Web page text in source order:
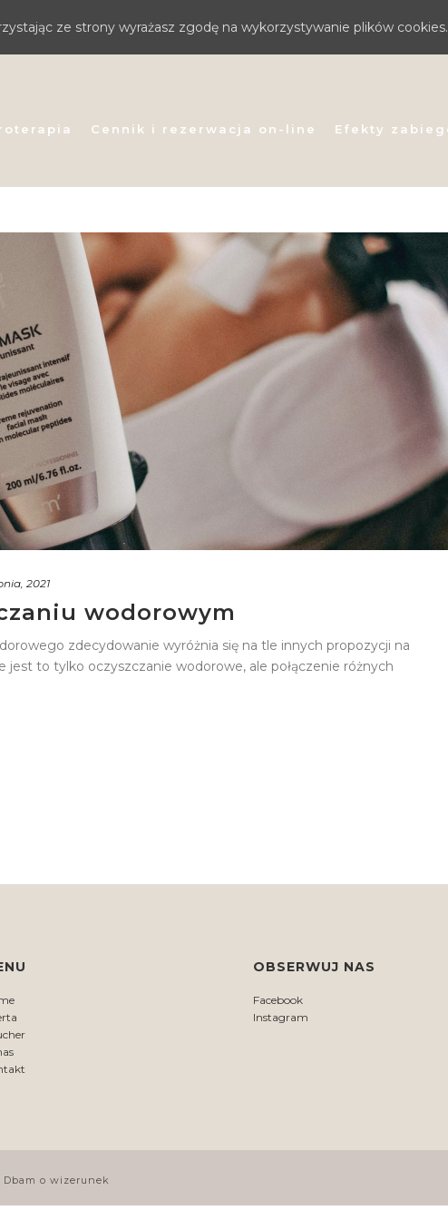
Cennik i rezerwacja on-line Efekty
2021
wodorowym
zdecydowanie wyróżnia się na tle innych propozycji na
jest to tylko oczyszczanie wodorowe, ale połączenie różnych
OBSERWUJ NAS
Facebook
Instagram
Dbam o wizerunek
ze strony wyrażasz zgodę na wykorzystywanie plików cookies.